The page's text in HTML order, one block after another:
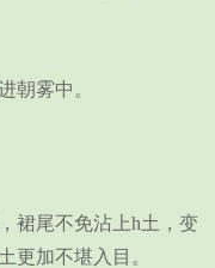
雾中。
尾不免沾上h土，变
更加不堪入目。